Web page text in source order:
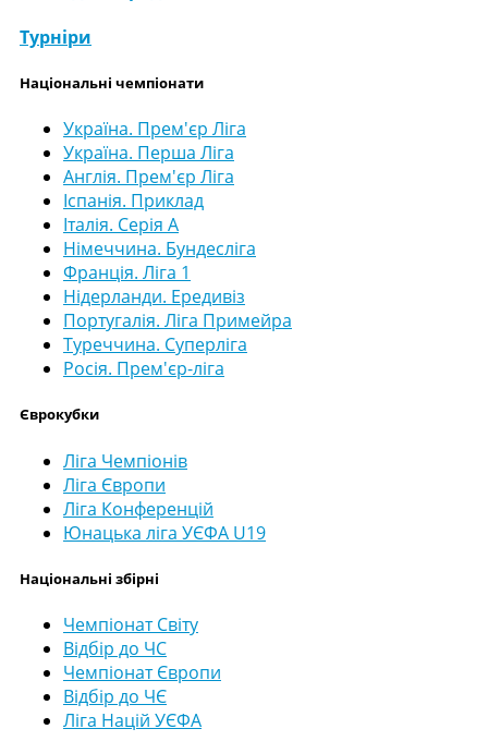
Турніри
Національні чемпіонати
Україна. Прем'єр Ліга
Україна. Перша Ліга
Англія. Прем'єр Ліга
Іспанія. Приклад
Італія. Серія А
Німеччина. Бундесліга
Франція. Ліга 1
Нідерланди. Ередивіз
Португалія. Ліга Примейра
Туреччина. Суперліга
Росія. Прем'єр-ліга
Єврокубки
Ліга Чемпіонів
Ліга Європи
Ліга Конференцій
Юнацька ліга УЄФА U19
Національні збірні
Чемпіонат Світу
Відбір до ЧС
Чемпіонат Європи
Відбір до ЧЄ
Ліга Націй УЄФА